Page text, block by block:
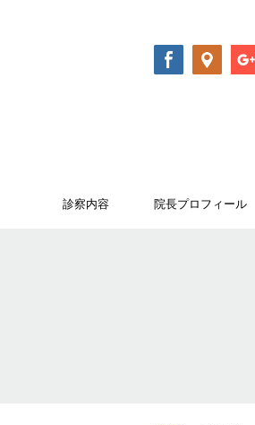
診察内容 院長プロフィール